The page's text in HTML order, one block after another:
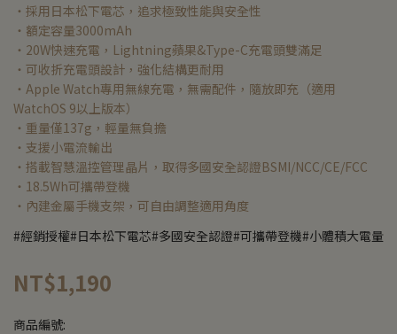
・採用日本松下電芯，追求極致性能與安全性
・額定容量3000mAh
・20W快速充電，Lightning蘋果&Type-C充電頭雙滿足
・可收折充電頭設計，強化結構更耐用
・Apple Watch專用無線充電，無需配件，隨放即充（適用
WatchOS 9以上版本）
・重量僅137g，輕量無負擔
・支援小電流輸出
・搭載智慧溫控管理晶片，取得多國安全認證BSMI/NCC/CE/FCC
・18.5Wh可攜帶登機
・內建金屬手機支架，可自由調整適用角度
#經銷授權#日本松下電芯#多國安全認證#可攜帶登機#小體積大電量
NT$1,190
商品編號: